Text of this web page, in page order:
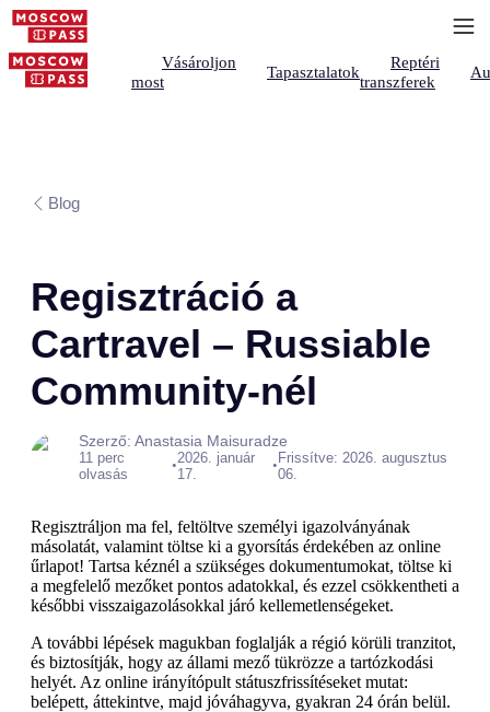
Vásároljon
most
Tapasztalatok
Reptéri
transzferek
Blog
Regisztráció a
Cartravel – Russiable
Community-nél
Szerző: Anastasia Maisuradze
11 perc
olvasás
•2026. január
17.
• Frissítve: 2026. augusztus
06.
Regisztráljon ma fel, feltöltve személyi igazolványának
másolatát, valamint töltse ki a gyorsítás érdekében az online
űrlapot! Tartsa kéznél a szükséges dokumentumokat, töltse ki
a megfelelő mezőket pontos adatokkal, és ezzel csökkentheti a
későbbi visszaigazolásokkal járó kellemetlenségeket.
A további lépések magukban foglalják a régió körüli tranzitot,
és biztosítják, hogy az állami mező tükrözze a tartózkodási
helyét. Az online irányítópult státuszfrissítéseket mutat:
belépett, áttekintve, majd jóváhagyva, gyakran 24 órán belül.